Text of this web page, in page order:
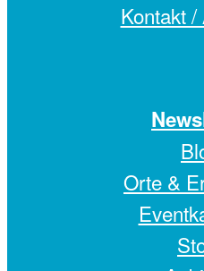
Kontakt /
Orte &